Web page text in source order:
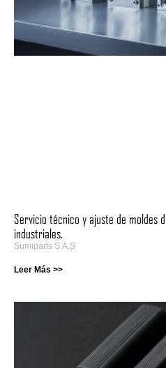
Servicio técnico y ajuste de moldes
industriales.
Sumiparts S.A.S
Leer Más >>